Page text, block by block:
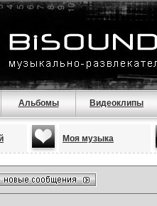
Альбомы Видеоклипы
Моя музыка